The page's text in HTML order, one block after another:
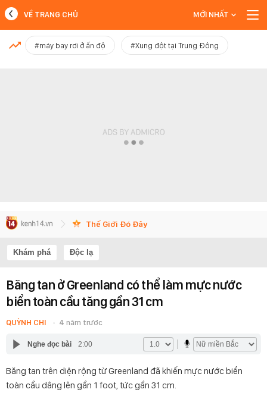
MỚI NHẤT
VỀ TRANG CHỦ MỚI NHẤT
#máy bay rơi ở ấn độ #Xung đột tại Trung Đông
Thế Giới Đó Đây
Khám phá Độc lạ
Băng tan ở Greenland có thể làm mực nước
biển toàn cầu tăng gần 31 cm
QUỲNH CHI 4 năm trước
Nghe đọc bài 2:00
Băng tan trên diện rộng từ Greenland đã khiến mực nước biển
toàn cầu dâng lên gần 1 foot, tức gần 31 cm.